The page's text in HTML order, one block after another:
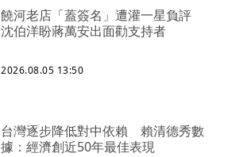
饒河老店「蓋簽名」遭灌一星負評
沈伯洋盼蔣萬安出面勸支持者
2026.08.05 13:50
台灣逐步降低對中依賴 賴清德秀數
據：經濟創近50年最佳表現